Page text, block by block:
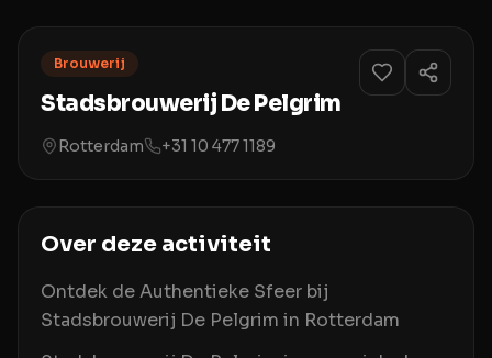
Brouwerij
Stadsbrouwerij De Pelgrim
Rotterdam +31 10 477 1189
Over deze activiteit
Ontdek de Authentieke Sfeer bij
Stadsbrouwerij De Pelgrim in Rotterdam